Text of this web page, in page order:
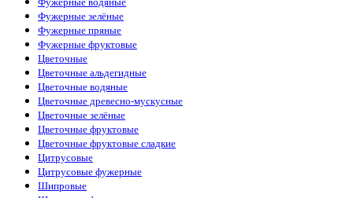
Фужерные зелёные
Фужерные пряные
Фужерные фруктовые
Цветочные
Цветочные альдегидные
Цветочные водяные
Цветочные древесно-мускусные
Цветочные зелёные
Цветочные фруктовые
Цветочные фруктовые сладкие
Цитрусовые
Цитрусовые фужерные
Шипровые